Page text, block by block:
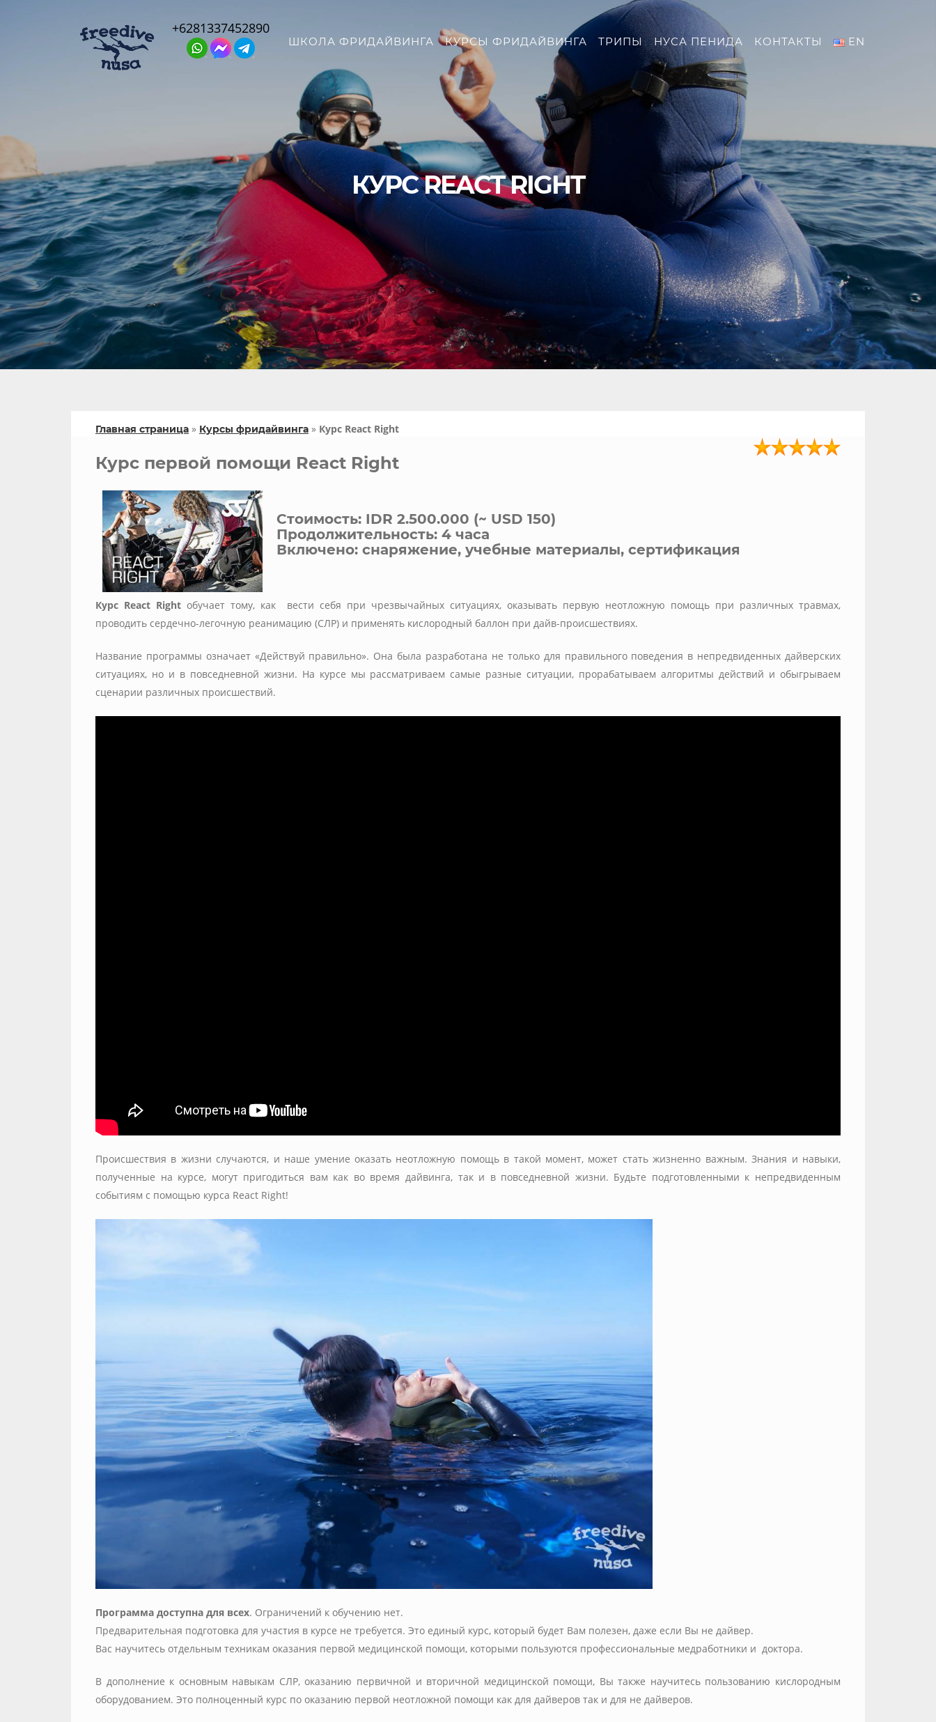
+6281337452890
ШКОЛА ФРИДАЙВИНГА КУРСЫ ФРИДАЙВИНГА ТРИПЫ НУСА ПЕНИДА КОНТАКТЫ EN
КУРС REACT RIGHT
Главная страница » Курсы фридайвинга » Курс React Right
Курс первой помощи React Right
Стоимость: IDR 2.500.000 (~ USD 150)
Продолжительность: 4 часа
Включено: снаряжение, учебные материалы, сертификация
Курс React Right обучает тому, как вести себя при чрезвычайных ситуациях, оказывать первую неотложную помощь при различных травмах,
проводить сердечно-легочную реанимацию (СЛР) и применять кислородный баллон при дайв-происшествиях.
Название программы означает «Действуй правильно». Она была разработана не только для правильного поведения в непредвиденных дайверских
ситуациях, но и в повседневной жизни. На курсе мы рассматриваем самые разные ситуации, прорабатываем алгоритмы действий и обыгрываем
сценарии различных происшествий.
Происшествия в жизни случаются, и наше умение оказать неотложную помощь в такой момент, может стать жизненно важным. Знания и навыки,
полученные на курсе, могут пригодиться вам как во время дайвинга, так и в повседневной жизни. Будьте подготовленными к непредвиденным
событиям с помощью курса React Right!
Программа доступна для всех. Ограничений к обучению нет.
Предварительная подготовка для участия в курсе не требуется. Это единый курс, который будет Вам полезен, даже если Вы не дайвер.
Вас научитесь отдельным техникам оказания первой медицинской помощи, которыми пользуются профессиональные медработники и доктора.
В дополнение к основным навыкам СЛР, оказанию первичной и вторичной медицинской помощи, Вы также научитесь пользованию кислородным
оборудованием. Это полноценный курс по оказанию первой неотложной помощи как для дайверов так и для не дайверов.